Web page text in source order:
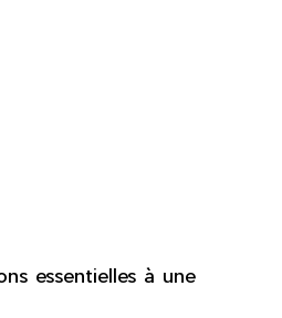
essentielles à une